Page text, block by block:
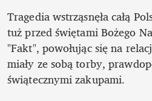
Tragedia wstrząsnęła całą
tuż przed świętami Bożego
"Fakt", powołując się na
miały ze sobą torby,
świątecznymi zakupami.